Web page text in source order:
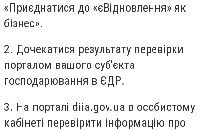
«Приєднатися до «єВідновлення» як
бізнес».
2. Дочекатися результату перевірки
порталом вашого суб'єкта
господарювання в ЄДР.
3. На порталі diia.gov.ua в особистому
кабінеті перевірити інформацію про